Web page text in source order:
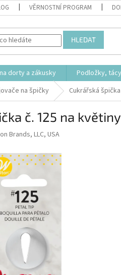
VĚRNOSTNÍ PROGRAM
HLEDAT
dorty a zákusky Podložky,
na špičky Cukrářská
č. 125 na
Brands, LLC, USA